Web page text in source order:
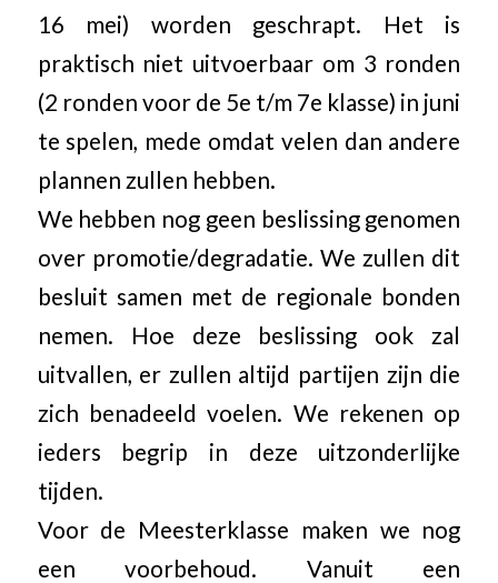
16 mei) worden geschrapt. Het is
praktisch niet uitvoerbaar om 3 ronden
(2 ronden voor de 5e t/m 7e klasse) in juni
te spelen, mede omdat velen dan andere
plannen zullen hebben.
We hebben nog geen beslissing genomen
over promotie/degradatie. We zullen dit
besluit samen met de regionale bonden
nemen. Hoe deze beslissing ook zal
uitvallen, er zullen altijd partijen zijn die
zich benadeeld voelen. We rekenen op
ieders begrip in deze uitzonderlijke
tijden.
Voor de Meesterklasse maken we nog
een voorbehoud. Vanuit een